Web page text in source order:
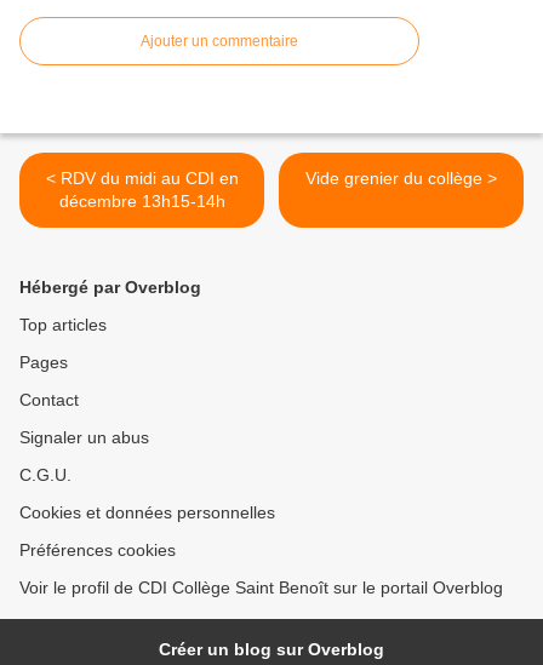
Ajouter un commentaire
< RDV du midi au CDI en
décembre 13h15-14h
Vide grenier du collège >
Hébergé par Overblog
Top articles
Pages
Contact
Signaler un abus
C.G.U.
Cookies et données personnelles
Préférences cookies
Voir le profil de CDI Collège Saint Benoît sur le portail Overblog
Créer un blog sur Overblog